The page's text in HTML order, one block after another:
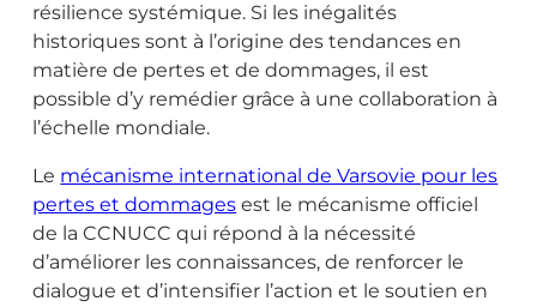
résilience systémique. Si les inégalités
historiques sont à l’origine des tendances en
matière de pertes et de dommages, il est
possible d’y remédier grâce à une collaboration à
l’échelle mondiale.
Le mécanisme international de Varsovie pour les
pertes et dommages est le mécanisme officiel
de la CCNUCC qui répond à la nécessité
d’améliorer les connaissances, de renforcer le
dialogue et d’intensifier l’action et le soutien en